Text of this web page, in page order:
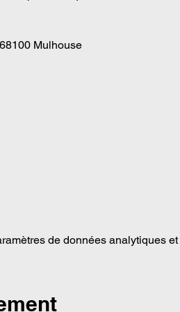
Mulhouse
de données analytiques